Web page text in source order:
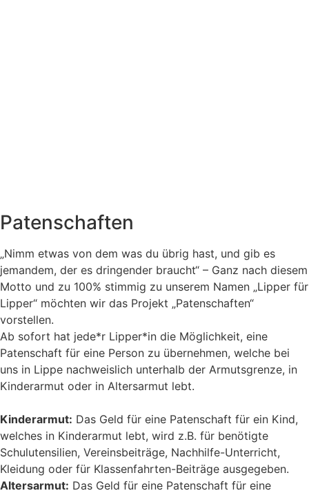
Patenschaften
„Nimm etwas von dem was du übrig hast, und gib es
jemandem, der es dringender braucht“ – Ganz nach diesem
Motto und zu 100% stimmig zu unserem Namen „Lipper für
Lipper“ möchten wir das Projekt „Patenschaften“
vorstellen.
Ab sofort hat jede*r Lipper*in die Möglichkeit, eine
Patenschaft für eine Person zu übernehmen, welche bei
uns in Lippe nachweislich unterhalb der Armutsgrenze, in
Kinderarmut oder in Altersarmut lebt.
Kinderarmut: Das Geld für eine Patenschaft für ein Kind,
welches in Kinderarmut lebt, wird z.B. für benötigte
Schulutensilien, Vereinsbeiträge, Nachhilfe-Unterricht,
Kleidung oder für Klassenfahrten-Beiträge ausgegeben.
Altersarmut: Das Geld für eine Patenschaft für eine